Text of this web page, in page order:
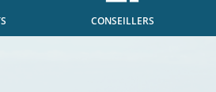
CONSEILLERS